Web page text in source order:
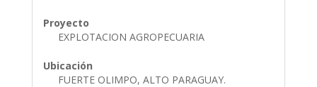
Proyecto
EXPLOTACION AGROPECUARIA
Ubicación
FUERTE OLIMPO, ALTO PARAGUAY.